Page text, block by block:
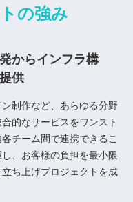
の強み
からインフラ構
供
制作など、あらゆる分野
的なサービスをワンスト
チーム間で連携できるこ
、お客様の負担を最小限
ち上げプロジェクトを成